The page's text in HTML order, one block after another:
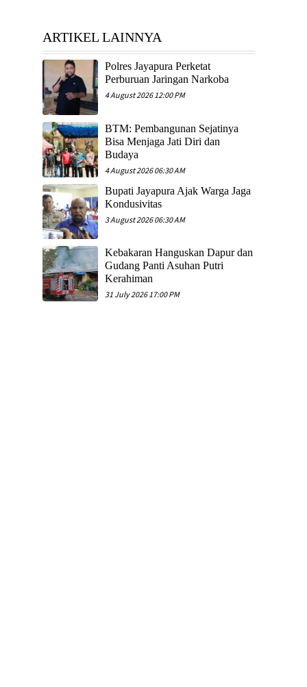
ARTIKEL LAINNYA
Polres Jayapura Perketat
Perburuan Jaringan Narkoba
4 August 2026 12:00 PM
BTM: Pembangunan Sejatinya
Bisa Menjaga Jati Diri dan
Budaya
4 August 2026 06:30 AM
Bupati Jayapura Ajak Warga Jaga
Kondusivitas
3 August 2026 06:30 AM
Kebakaran Hanguskan Dapur dan
Gudang Panti Asuhan Putri
Kerahiman
31 July 2026 17:00 PM